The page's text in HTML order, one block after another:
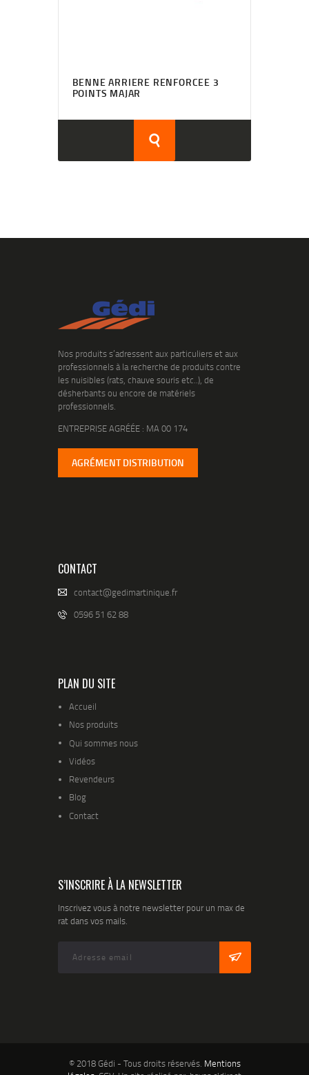
BENNE ARRIERE RENFORCEE 3
POINTS MAJAR
Nos produits s’adressent aux particuliers et aux
professionnels à la recherche de produits contre
les nuisibles (rats, chauve souris etc..), de
désherbants ou encore de matériels
professionnels.
ENTREPRISE AGRÉÉE : MA 00 174
AGRÉMENT DISTRIBUTION
CONTACT
contact@gedimartinique.fr
0596 51 62 88
PLAN DU SITE
Accueil
Nos produits
Qui sommes nous
Vidéos
Revendeurs
Blog
Contact
S’INSCRIRE À LA NEWSLETTER
Inscrivez vous à notre newsletter pour un max de
rat dans vos mails.
© 2018 Gédi - Tous droits réservés. Mentions